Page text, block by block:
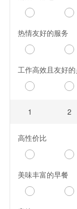
热情友好的服务
工作高效且友好的
1 2
高性价比
美味丰富的早餐